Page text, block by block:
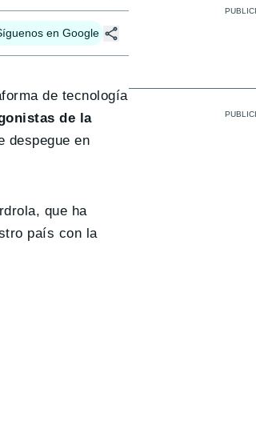
en Google
de tecnología
de la
despegue en
que ha
país con la